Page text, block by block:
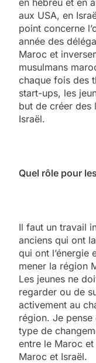
aux USA, en
point concerne
année des
Maroc et
musulmans
chaque fois des
start-ups, les
but de créer des
Israël.
Quel rôle pour
Il faut un travail
anciens qui ont
qui ont l’énergie
mener la région
Les jeunes ne
regarder ou de
activement au
région. Je pense
type de
entre le Maroc
Maroc et Israël.